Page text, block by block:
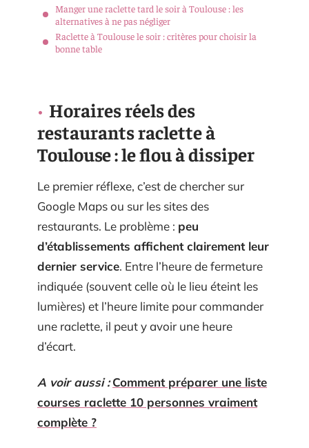
Manger une raclette tard le soir à Toulouse : les
alternatives à ne pas négliger
Raclette à Toulouse le soir : critères pour choisir la
bonne table
Horaires réels des
restaurants raclette à
Toulouse : le flou à dissiper
Le premier réflexe, c’est de chercher sur
Google Maps ou sur les sites des
restaurants. Le problème : peu
d’établissements affichent clairement leur
dernier service. Entre l’heure de fermeture
indiquée (souvent celle où le lieu éteint les
lumières) et l’heure limite pour commander
une raclette, il peut y avoir une heure
d’écart.
A voir aussi : Comment préparer une liste
courses raclette 10 personnes vraiment
complète ?